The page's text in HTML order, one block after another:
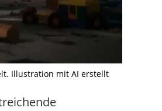
Illustration mit AI erstellt